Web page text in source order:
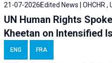
21-07-2026 Edited News | OHCHR ,
UN Human Rights
Kheetan on Intensified
ENG FRA